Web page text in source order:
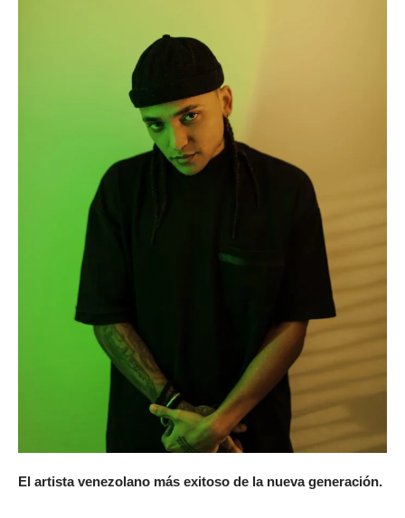
El artista venezolano más exitoso de la nueva generación.